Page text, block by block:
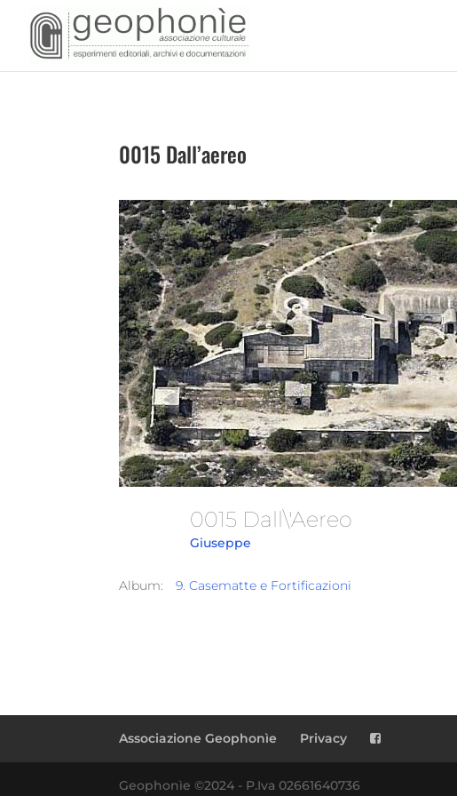
0015 Dall’aereo
0015 Dall\'aereo
Giuseppe
Album: 9. Casematte e Fortificazioni
Associazione Geophonìe Privacy
Geophonìe ©2024 - P.Iva 02661640736